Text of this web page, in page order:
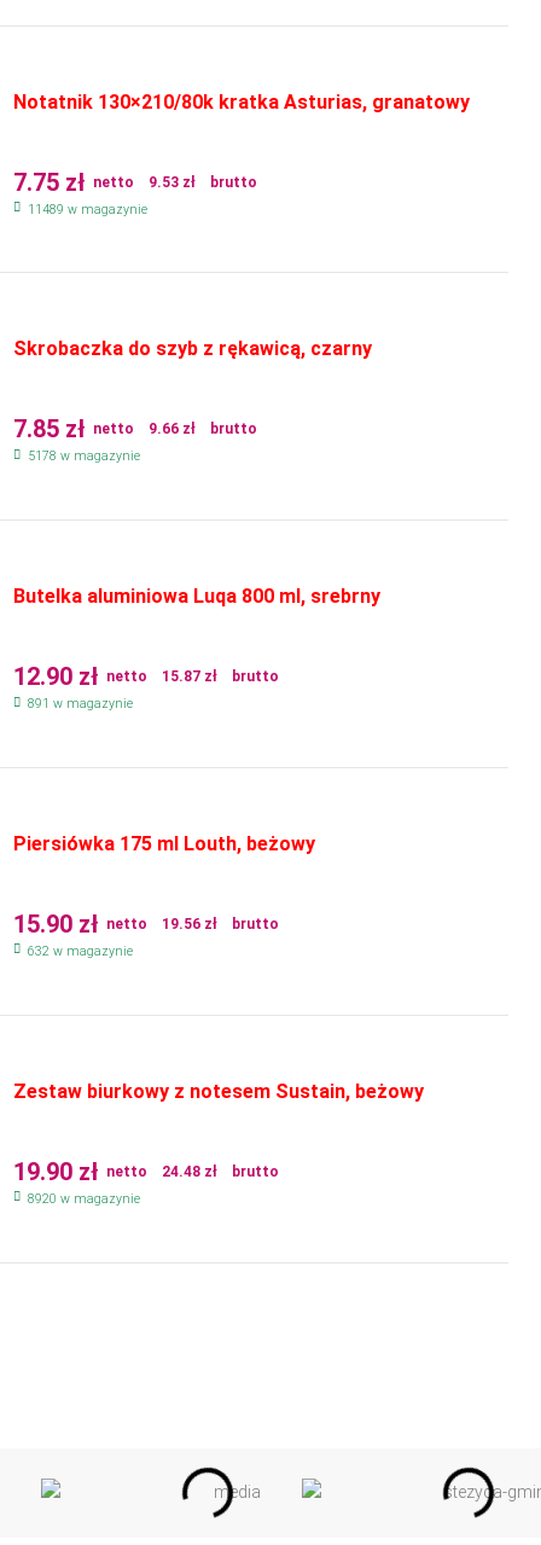
Notatnik 130×210/80k kratka Asturias, granatowy
7.75 zł netto 9.53 zł brutto
11489 w magazynie
Skrobaczka do szyb z rękawicą, czarny
7.85 zł netto 9.66 zł brutto
5178 w magazynie
Butelka aluminiowa Luqa 800 ml, srebrny
12.90 zł netto 15.87 zł brutto
891 w magazynie
Piersiówka 175 ml Louth, beżowy
15.90 zł netto 19.56 zł brutto
632 w magazynie
Zestaw biurkowy z notesem Sustain, beżowy
19.90 zł netto 24.48 zł brutto
8920 w magazynie